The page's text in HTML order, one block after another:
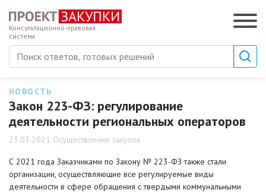
Консультационно-правовая
система
НОВОСТЬ
Закон 223-ФЗ: регулирование
деятельности региональных операторов
23.03.2021 Осуществление закупок
С 2021 года Заказчиками по Закону № 223-ФЗ также стали
организации, осуществляющие все регулируемые виды
деятельности в сфере обращения с твердыми коммунальными